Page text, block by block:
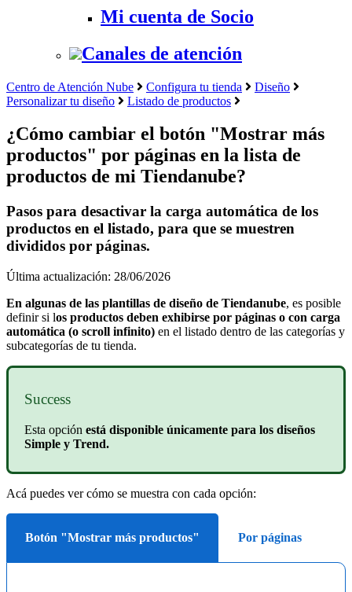
Mi cuenta de Socio
Canales de atención
Centro de Atención Nube Configura tu tienda
Diseño
Personalizar tu diseño
Listado de productos
¿Cómo cambiar el botón "Mostrar más
productos" por páginas en la lista de
productos de mi Tiendanube?
Pasos para desactivar la carga automática de los
productos en el listado, para que se muestren
divididos por páginas.
Última actualización: 28/06/2026
En algunas de las plantillas de diseño de Tiendanube, es posible
definir si los productos deben exhibirse por páginas o con carga
automática (o scroll infinito) en el listado dentro de las categorías y
subcategorías de tu tienda.
Success
Esta opción está disponible únicamente para los diseños
Simple y Trend.
Acá puedes ver cómo se muestra con cada opción:
Botón "Mostrar más productos" Por páginas